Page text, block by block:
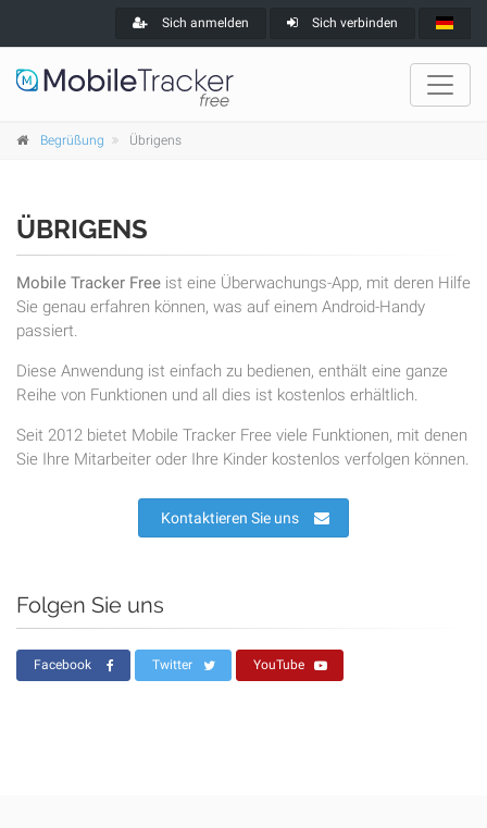
Sich anmelden Sich verbinden
Begrüßung Übrigens
ÜBRIGENS
Mobile Tracker Free ist eine Überwachungs-App, mit deren Hilfe
Sie genau erfahren können, was auf einem Android-Handy
passiert.
Diese Anwendung ist einfach zu bedienen, enthält eine ganze
Reihe von Funktionen und all dies ist kostenlos erhältlich.
Seit 2012 bietet Mobile Tracker Free viele Funktionen, mit denen
Sie Ihre Mitarbeiter oder Ihre Kinder kostenlos verfolgen können.
Kontaktieren Sie uns
Folgen Sie uns
Facebook Twitter YouTube